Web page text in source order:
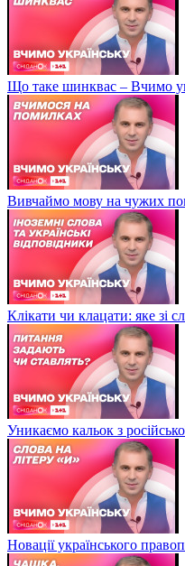
Що таке шинквас – Вчимо
Вивчаймо мову на чужих
Клікати чи клацати: яке зі
Уникаємо кальок з
Новації українського